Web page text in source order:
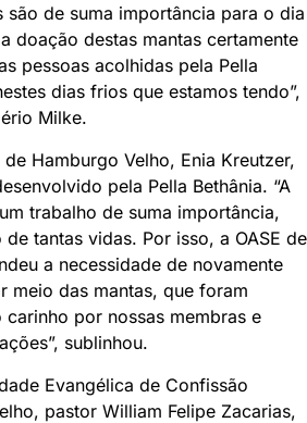
são de suma importância para o dia
doação destas mantas certamente
pessoas acolhidas pela Pella
dias frios que estamos tendo”,
Milke.
Hamburgo Velho, Enia Kreutzer,
pela Pella Bethânia. “A
trabalho de suma importância,
tantas vidas. Por isso, a OASE de
a necessidade de novamente
meio das mantas, que foram
por nossas membras e
sublinhou.
Evangélica de Confissão
pastor William Felipe Zacarias,